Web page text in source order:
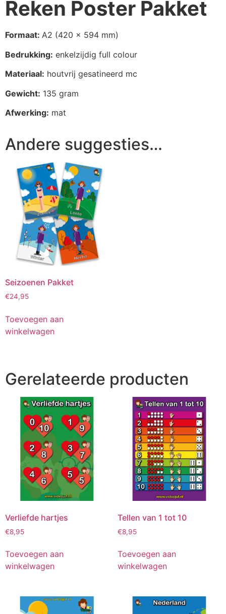
Reken Poster Pakket
Formaat: A2 (420 x 594 mm)
Bedrukking: enkelzijdig full colour
Materiaal: houtvrij gesatineerd mc
Gewicht: 135 gram
Afwerking: mat
Andere suggesties…
Seizoenen Pakket
€24,95
Toevoegen aan
winkelwagen
Gerelateerde producten
Verliefde hartjes
€8,95
Toevoegen aan
winkelwagen
Tellen van 1 tot 10
€8,95
Toevoegen aan
winkelwagen